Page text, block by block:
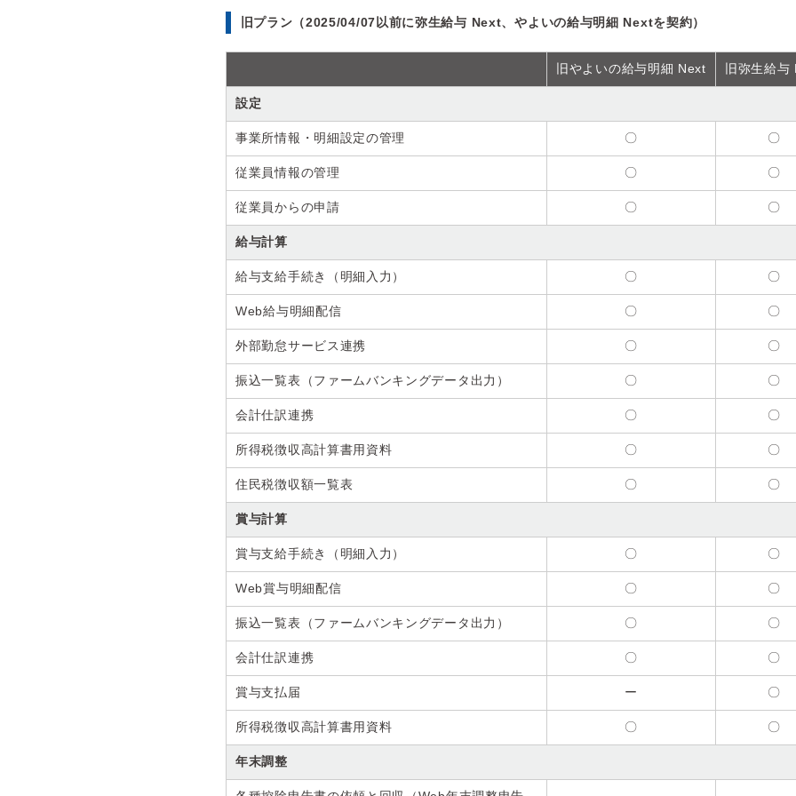
旧プラン（2025/04/07以前に弥生給与 Next、やよいの給与明細 Nextを契約）
旧やよいの給与明細 Next 旧弥生給与
設定
事業所情報・明細設定の管理 〇 〇
従業員情報の管理 〇 〇
従業員からの申請 〇 〇
給与計算
給与支給手続き（明細入力） 〇 〇
Web給与明細配信 〇 〇
外部勤怠サービス連携 〇 〇
振込一覧表（ファームバンキングデータ出力） 〇 〇
会計仕訳連携 〇 〇
所得税徴収高計算書用資料 〇 〇
住民税徴収額一覧表 〇 〇
賞与計算
賞与支給手続き（明細入力） 〇 〇
Web賞与明細配信 〇 〇
振込一覧表（ファームバンキングデータ出力） 〇 〇
会計仕訳連携 〇 〇
賞与支払届 ー 〇
所得税徴収高計算書用資料 〇 〇
年末調整